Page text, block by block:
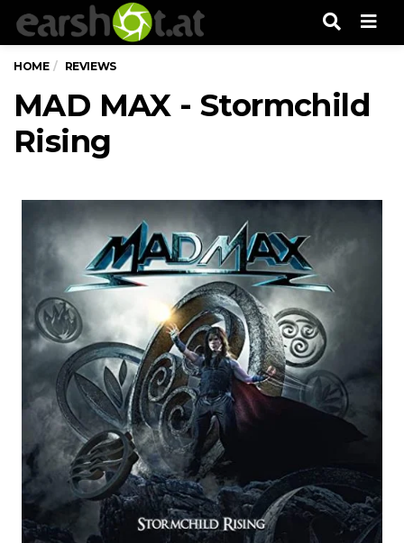
HOME REVIEWS
MAD MAX - Stormchild
Rising